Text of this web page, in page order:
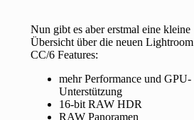
Nun gibt es aber erstmal eine kleine
Übersicht über die neuen Lightroom
CC/6 Features:
mehr Performance und GPU-
Unterstützung
16-bit RAW HDR
RAW Panoramen